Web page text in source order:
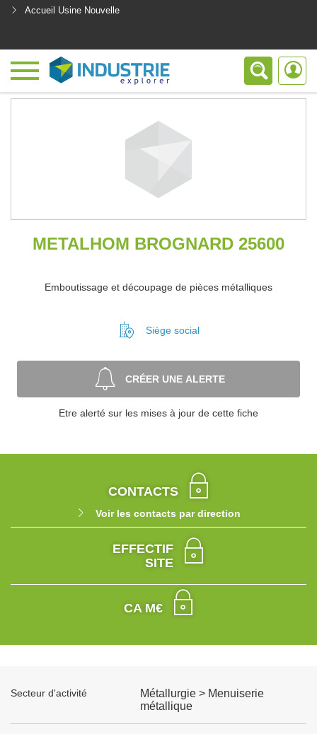
Accueil Usine Nouvelle
METALHOM BROGNARD 25600
Emboutissage et découpage de pièces métalliques
Siège social
CRÉER UNE ALERTE
Etre alerté sur les mises à jour de cette fiche
CONTACTS
Voir les contacts par direction
EFFECTIF
SITE
CA M€
Secteur d'activité
Métallurgie > Menuiserie
métallique